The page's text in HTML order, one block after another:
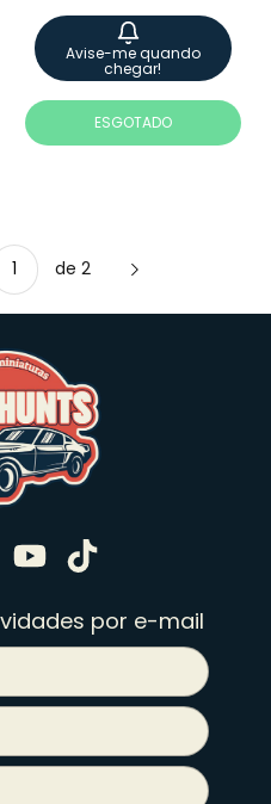
Avise-me quando
chegar!
ESGOTADO
de 2
por e-mail